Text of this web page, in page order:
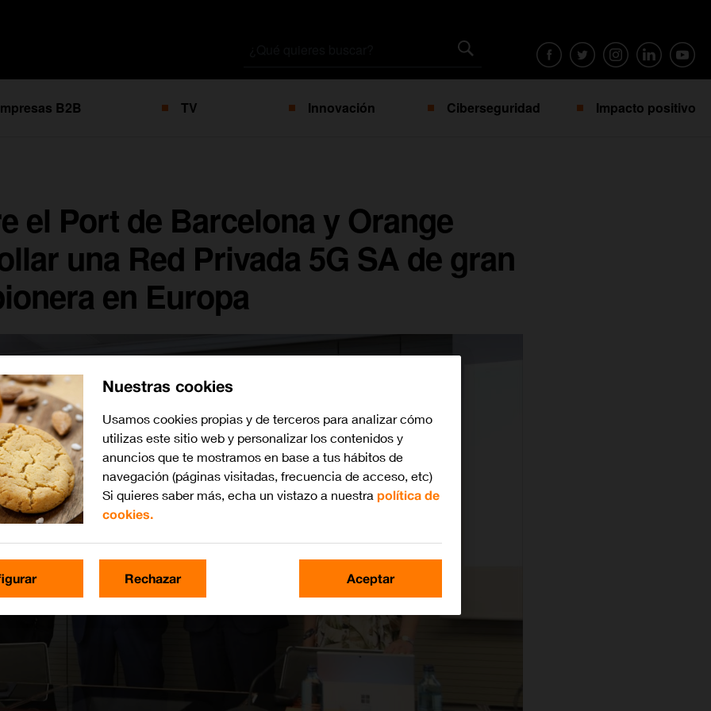
B2B TV Innovación Ciberseguridad Impacto positivo
el Port de Barcelona y Orange
una Red Privada 5G SA de gran
en Europa
Nuestras cookies
Usamos cookies propias y de terceros para analizar cómo
utilizas este sitio web y personalizar los contenidos y
anuncios que te mostramos en base a tus hábitos de
navegación (páginas visitadas, frecuencia de acceso, etc)
Si quieres saber más, echa un vistazo a nuestra política de
cookies.
Rechazar Aceptar